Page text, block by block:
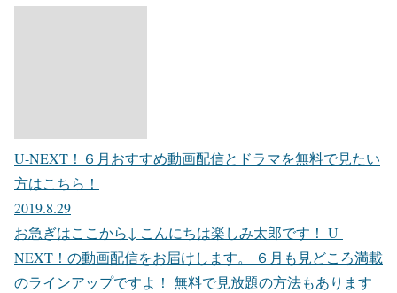
U-NEXT！６月おすすめ動画配信とドラマを無料で見たい
方はこちら！
2019.8.29
お急ぎはここから↓ こんにちは楽しみ太郎です！ U-
NEXT！の動画配信をお届けします。 ６月も見どころ満載
のラインアップですよ！ 無料で見放題の方法もあります